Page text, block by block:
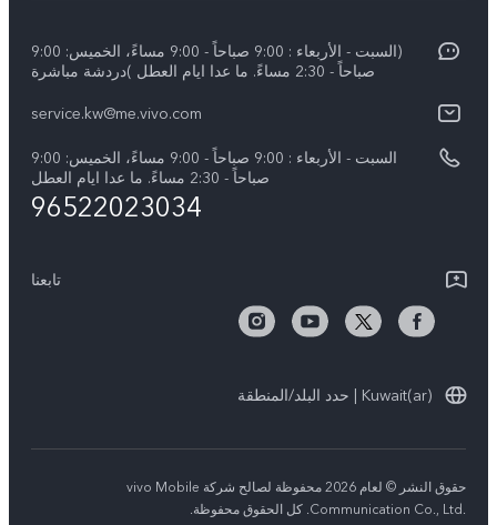
V50 Lite 5G
V50 5G
Funtouch OS
بيان الخصوصية بشأن خدمة العملاء
نبذة عنا
مركز الخصوصية لدى vivo
(السبت - الأربعاء : 9:00 صباحاً - 9:00 مساءً، الخميس: 9:00
صباحاً - 2:30 مساءً. ما عدا ايام العطل )دردشة مباشرة
service.kw@me.vivo.com
السبت - الأربعاء : 9:00 صباحاً - 9:00 مساءً، الخميس: 9:00
صباحاً - 2:30 مساءً. ما عدا ايام العطل
96522023034
تابعنا
Kuwait(ar) | حدد البلد/المنطقة
حقوق النشر © لعام 2026 محفوظة لصالح شركة vivo Mobile
Communication Co., Ltd.‎. كل الحقوق محفوظة.